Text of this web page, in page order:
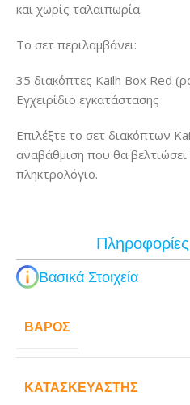
και χωρίς ταλαιπωρία.
Το σετ περιλαμβάνει:
35 διακόπτες Kailh Box Red
Εγχειρίδιο εγκατάστασης
Επιλέξτε το σετ διακόπτων
αναβάθμιση που θα
πληκτρολόγιο.
Βασικά Στοιχεία
ΒΆΡΟΣ
ΚΑΤΑΣΚΕΥΑΣΤΉΣ